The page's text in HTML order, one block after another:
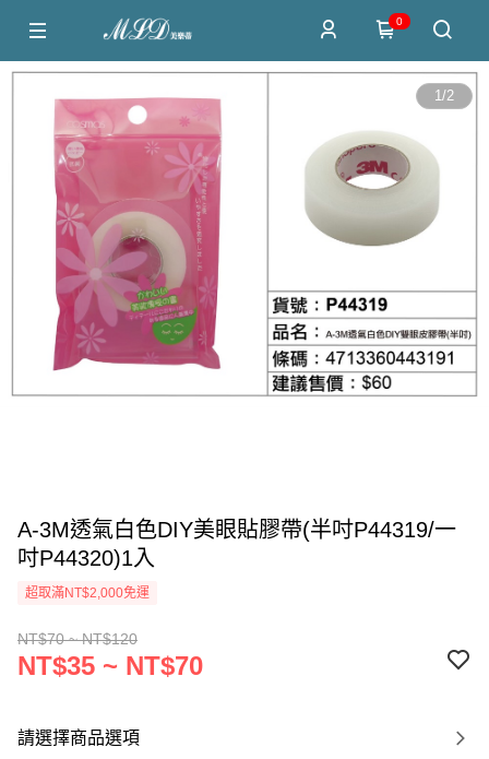
0
1/2
A-3M透氣白色DIY美眼貼膠帶(半吋P44319/一
吋P44320)1入
超取滿NT$2,000免運
NT$70 ~ NT$120
NT$35 ~ NT$70
請選擇商品選項